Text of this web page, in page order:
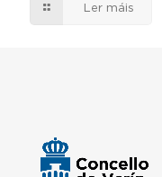
Ler máis